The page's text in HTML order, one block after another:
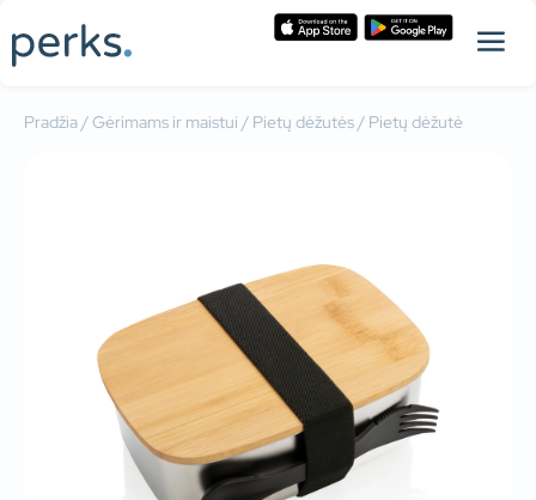
Pradžia/Gėrimams ir maistui / Pietų dėžutės/ Pietų dėžutė